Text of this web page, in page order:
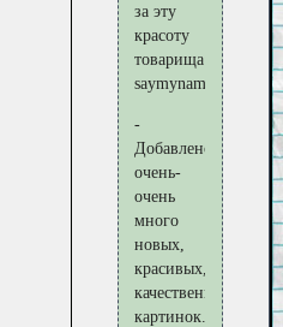
за эту
красоту
товарища
saymyname5
-
Добавлено
очень-
очень
много
новых,
красивых,
качественных
картинок.